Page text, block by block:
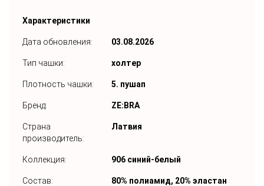
Характеристики
Дата обновления: 03.08.2026
Тип чашки: холтер
Плотность чашки: 5. пушап
Бренд: ZE:BRA
Страна
производитель:
Латвия
Коллекция: 906 синий-белый
Состав: 80% полиамид, 20% эластан